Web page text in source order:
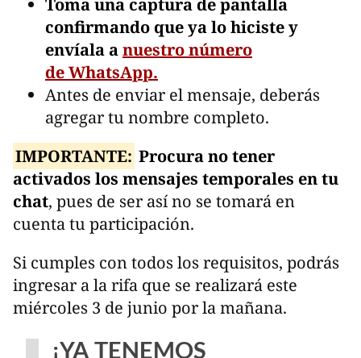
Toma una captura de pantalla
confirmando que ya lo hiciste y
envíala anuestro número
de WhatsApp.
Antes de enviar el mensaje, deberás
agregar tu nombre completo.
IMPORTANTE: Procura no tener
activados los mensajes temporales en tu
chat, pues de ser así no se tomará en
cuenta tu participación.
Si cumples con todos los requisitos, podrás
ingresar a la rifa que se realizará este
miércoles 3 de junio por la mañana.
¡YA TENEMOS